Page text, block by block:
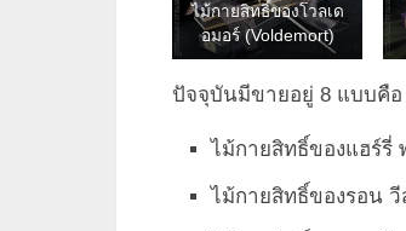
ไม้กายสิทธิ์ของโวลเด
อมอร์ (Voldemort)
ปัจจุบันมีขายอยู่ 8 แบบคือ
ไม้กายสิทธิ์ของแฮร์รี่
ไม้กายสิทธิ์ของรอน วี